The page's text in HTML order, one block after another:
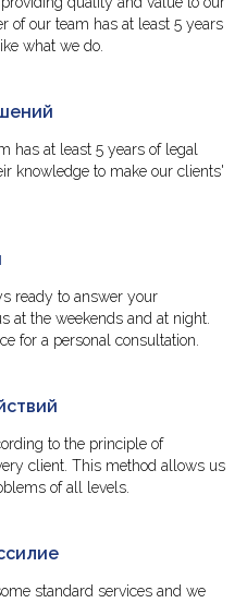
of our team has at least 5 years
what we do.
has at least 5 years of legal
knowledge to make our clients'
ready to answer your
at the weekends and at night.
for a personal consultation.
to the principle of
client. This method allows us
of all levels.
standard services and we